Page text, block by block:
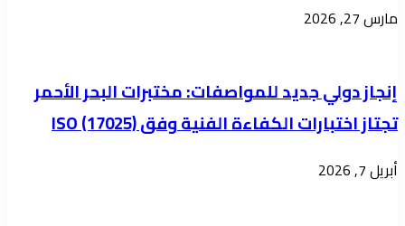
متفلتة
الرحمة،
تمتلك
طويلة
مارس 27, 2026
إنجاز دولي جديد للمواصفات: مختبرات البحر الأحمر
تجتاز اختبارات الكفاءة الفنية وفق ISO (17025)
أبريل 7, 2026